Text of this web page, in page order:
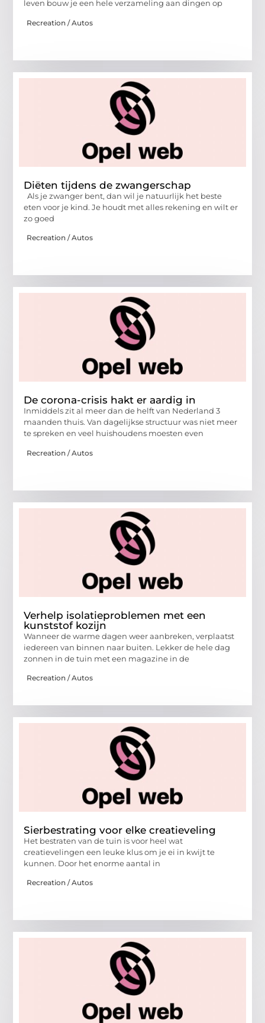
leven bouw je een hele verzameling aan dingen op
Recreation / Autos
Diëten tijdens de zwangerschap
Als je zwanger bent, dan wil je natuurlijk het beste
eten voor je kind. Je houdt met alles rekening en wilt er
zo goed
Recreation / Autos
De corona-crisis hakt er aardig in
Inmiddels zit al meer dan de helft van Nederland 3
maanden thuis. Van dagelijkse structuur was niet meer
te spreken en veel huishoudens moesten even
Recreation / Autos
Verhelp isolatieproblemen met een
kunststof kozijn
Wanneer de warme dagen weer aanbreken, verplaatst
iedereen van binnen naar buiten. Lekker de hele dag
zonnen in de tuin met een magazine in de
Recreation / Autos
Sierbestrating voor elke creatieveling
Het bestraten van de tuin is voor heel wat
creatievelingen een leuke klus om je ei in kwijt te
kunnen. Door het enorme aantal in
Recreation / Autos